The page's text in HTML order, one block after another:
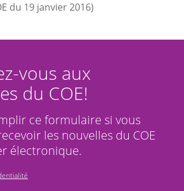
du 19 janvier 2016)
vous aux
du COE!
ce formulaire si vous
les nouvelles du COE
électronique.